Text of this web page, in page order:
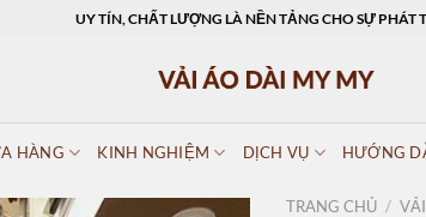
UY TÍN, CHẤT LƯỢNG LÀ NỀN TẢNG CHO SỰ PHÁT
HÀNG KINH NGHIỆM DỊCH VỤ HƯỚNG
TRANG CHỦ /